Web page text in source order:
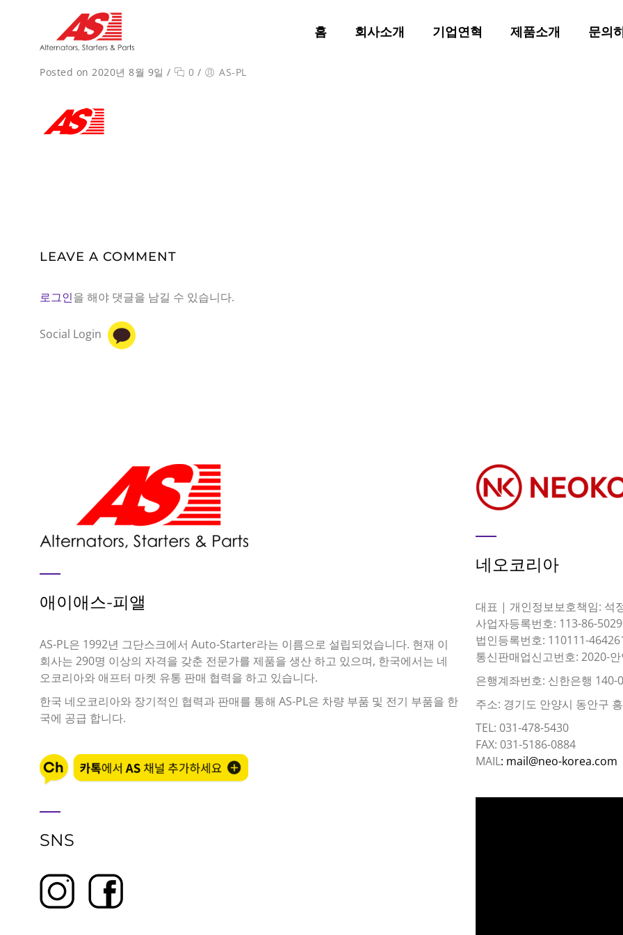
홈 회사소개 기업연혁 제품소개 문의
Posted on 2020년 8월 9일 / 0 / AS-PL
LEAVE A COMMENT
로그인을 해야 댓글을 남길 수 있습니다.
Social Login
애이애스-피앨
AS-PL은 1992년 그단스크에서 Auto-Starter라는 이름으로 설립되었습니다. 현재 이
회사는 290명 이상의 자격을 갖춘 전문가를 제품을 생산 하고 있으며, 한국에서는 네
오코리아와 애프터 마켓 유통 판매 협력을 하고 있습니다.
한국 네오코리아와 장기적인 협력과 판매를 통해 AS-PL은 차량 부품 및 전기 부품을 한
국에 공급 합니다.
SNS
네오코리아
대표 | 개인정보보호책임: 석
사업자등록번호: 113-86-
법인등록번호: 110111-
통신판매업신고번호: 2020-
은행계좌번호: 신한은행
주소: 경기도 안양시 동안구
TEL: 031-478-5430
FAX: 031-5186-0884
MAIL: mail@neo-korea.com